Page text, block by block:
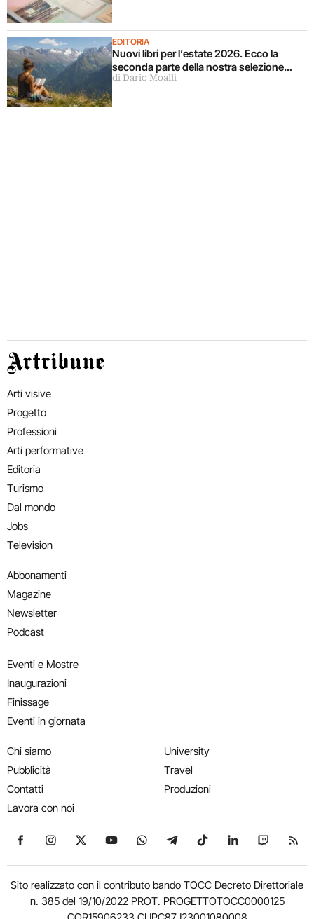
EDITORIA
Nuovi libri per l’estate 2026. Ecco la
seconda parte della nostra selezione…
di Dario Moalli
Artribune
Arti visive
Progetto
Professioni
Arti performative
Editoria
Turismo
Dal mondo
Jobs
Television
Abbonamenti
Magazine
Newsletter
Podcast
Eventi e Mostre
Inaugurazioni
Finissage
Eventi in giornata
Chi siamo
Pubblicità
Contatti
Lavora con noi
University
Travel
Produzioni
Seguici su Facebook
Seguici su Instagram
Seguici su X
Seguici su YouTube
Seguici su WhatsApp
Seguici su Telegram
Seguici su TikTok
Seguici su
Seguici
Sito realizzato con il contributo bando TOCC Decreto Direttoriale
n. 385 del 19/10/2022 PROT. PROGETTOTOCC0000125